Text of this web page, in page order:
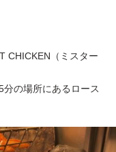
CHICKEN（ミスター
の場所にあるロース